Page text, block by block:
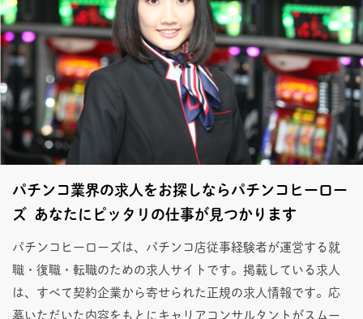
パチンコ業界の求人をお探しならパチンコヒーロー
ズ あなたにピッタリの仕事が見つかります
パチンコヒーローズは、パチンコ店従事経験者が運営する就
職・復職・転職のための求人サイトです。掲載している求人
は、すべて契約企業から寄せられた正規の求人情報です。応
募いただいた内容をもとにキャリアコンサルタントがスムー